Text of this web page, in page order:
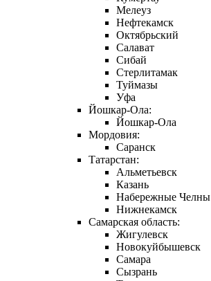
Мелеуз
Нефтекамск
Октябрьский
Салават
Сибай
Стерлитамак
Туймазы
Уфа
Йошкар-Ола:
Йошкар-Ола
Мордовия:
Саранск
Татарстан:
Альметьевск
Казань
Набережные Челны
Нижнекамск
Самарская область:
Жигулевск
Новокуйбышевск
Самара
Сызрань